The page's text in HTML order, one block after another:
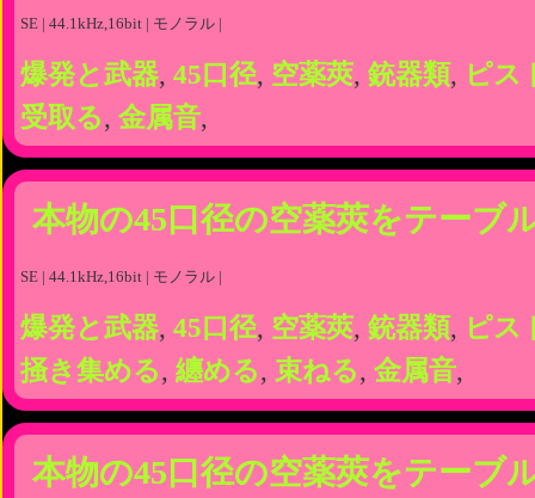
SE | 44.1kHz,16bit | モノラル |
爆発と武器, 45口径, 空薬莢, 銃器類, ピス
受取る, 金属音,
本物の45口径の空薬莢をテーブ
SE | 44.1kHz,16bit | モノラル |
爆発と武器, 45口径, 空薬莢, 銃器類, ピス
掻き集める, 纏める, 束ねる, 金属音,
本物の45口径の空薬莢をテーブ